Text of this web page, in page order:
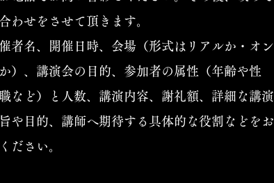
わせをさせて頂きます。
名、開催日時、会場（形式はリアルか・オン
）、講演会の目的、参加者の属性（年齢や性
など）と人数、講演内容、謝礼額、詳細な講演
や目的、講師へ期待する具体的な役割などをお
ださい。